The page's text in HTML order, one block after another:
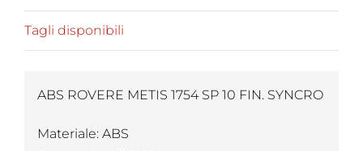
Tagli disponibili
ABS ROVERE METIS 1754 SP 10 FIN. SYNCRO
Materiale: ABS